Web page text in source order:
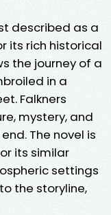
described as a
its rich historical
the journey of a
in a
Falkners
mystery, and
The novel is
its similar
settings
the storyline,